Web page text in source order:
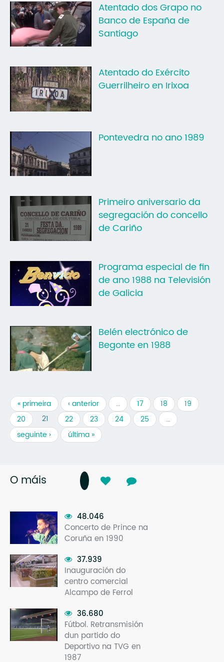
Atentado dos Grapo no
Banco de España de
Santiago
Atentado do Exército
Guerrilheiro en Irixoa
Pontevedra no ano 1989
Primeiro aniversario da
segregación do concello
de Cariño
Programa especial de fin
de ano 1988 na Televisión
de Galicia
Belén electrónico de
Begonte en 1988
« primeira ‹ anterior … 17 18
19
20
21 22 23 24 25
…
seguinte ›
última »
O máis
48.046
Concerto de Prince na
Coruña en 1990
37.939
Inauguración do
centro comercial
Alcampo de Ferrol
36.680
Fútbol. Retransmisión
dun partido do
Deportivo na TVG en
1987